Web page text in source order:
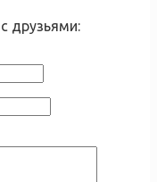
друзьями: